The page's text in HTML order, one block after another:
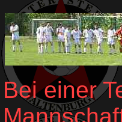
Bei einer